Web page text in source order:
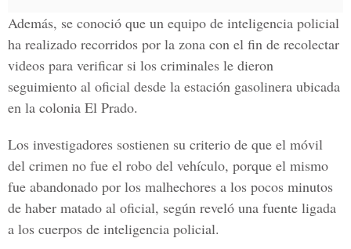
Además, se conoció que un equipo de inteligencia policial
ha realizado recorridos por la zona con el fin de recolectar
videos para verificar si los criminales le dieron
seguimiento al oficial desde la estación gasolinera ubicada
en la colonia El Prado.
Los investigadores sostienen su criterio de que el móvil
del crimen no fue el robo del vehículo, porque el mismo
fue abandonado por los malhechores a los pocos minutos
de haber matado al oficial, según reveló una fuente ligada
a los cuerpos de inteligencia policial.